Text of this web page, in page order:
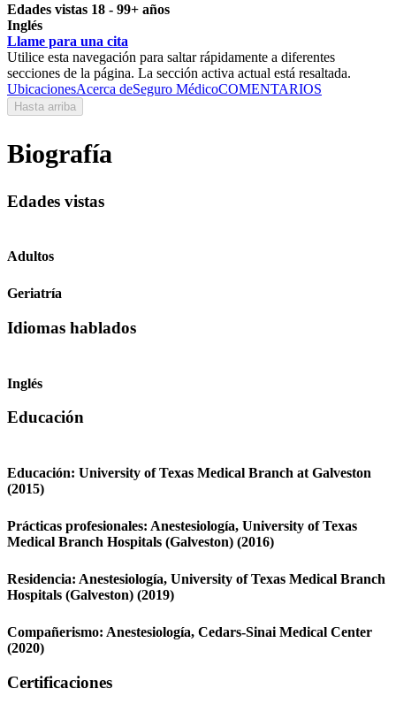
Edades vistas 18 - 99+ años
Inglés
Llame para una cita
Utilice esta navegación para saltar rápidamente a diferentes
secciones de la página. La sección activa actual está resaltada.
UbicacionesAcerca deSeguro MédicoCOMENTARIOS
Hasta arriba
Biografía
Edades vistas
Adultos
Geriatría
Idiomas hablados
Inglés
Educación
Educación: University of Texas Medical Branch at Galveston
(2015)
Prácticas profesionales: Anestesiología, University of Texas
Medical Branch Hospitals (Galveston) (2016)
Residencia: Anestesiología, University of Texas Medical Branch
Hospitals (Galveston) (2019)
Compañerismo: Anestesiología, Cedars-Sinai Medical Center
(2020)
Certificaciones